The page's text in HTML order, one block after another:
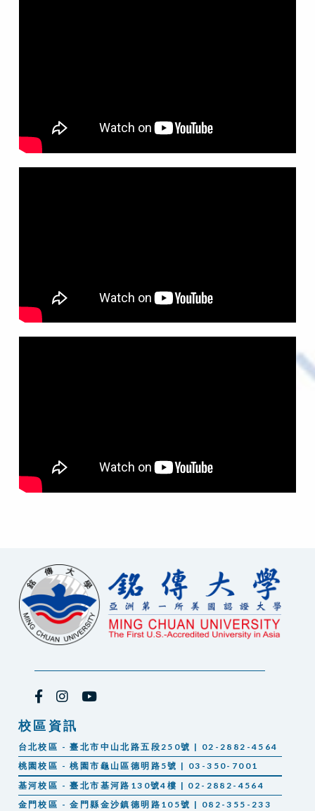
校區資訊
台北校區 - 臺北市中山北路五段250號 | 02-2882-4564
桃園校區 - 桃園市龜山區德明路5號 | 03-350-7001
基河校區 - 臺北市基河路130號4樓 | 02-2882-4564
金門校區 - 金門縣金沙鎮德明路105號 | 082-355-233